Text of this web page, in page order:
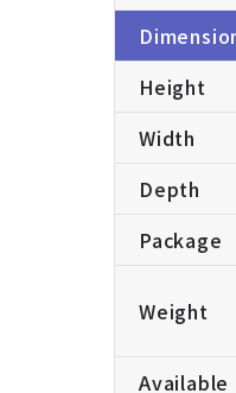
Height
Width
Depth
Package
Weight
Available